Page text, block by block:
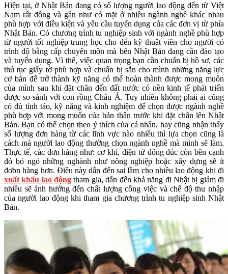
Hiện tại, ở Nhật Bản đang có số lượng người lao động đến từ Việt
Nam rất đông và gần như có mặt ở nhiều ngành nghề khác nhau
phù hợp với điều kiện và yêu cầu tuyển dụng của các đơn vị từ phía
Nhật Bản. Có chương trình tu nghiệp sinh với ngành nghề phù hợp
từ người tốt nghiệp trung học cho đến kỹ thuật viên cho người có
trình độ bằng cấp chuyên môn mà bên Nhật Bản đang cần đào tạo
và tuyển dụng. Vì thế, việc quan trọng bạn cần chuẩn bị hồ sơ, các
thủ tục giấy tờ phù hợp và chuẩn bị sẵn cho mình những năng lực
cơ bản để trở thành kỹ năng có thể hoàn thành được mong muốn
của mình sau khi đặt chân đến đất nước có nền kinh tế phát triển
được so sánh với con rồng Châu Á. Tuy nhiên không phải ai cũng
có đủ tỉnh táo, kỹ năng và kinh nghiệm để chọn được ngành nghề
phù hợp với mong muốn của bản thân trước khi đặt chân lên Nhật
Bản. Bạn có thể chọn theo ý thích của cá nhân, hay cũng nhận thấy
số lượng đơn hàng từ các lĩnh vực nào nhiều thì lựa chọn cũng là
cách mà người lao động thường chọn ngành nghề mà mình sẽ làm.
Thực tế, các đơn hàng như: cơ khí, điện tử đông đúc còn bên cạnh
đó bỏ ngỏ những nghành như nông nghiệp hoặc xây dựng sẽ ít
đơbn hàng hơn. Điều này dẫn đến sai lầm cho nhiều lao động khi đi
xuất khẩu lao động tham gia, dẫn đến khả năng đi Nhật bị giảm đi
nhiều sẽ ảnh hưởng đến chất lượng công việc và chế độ thu nhập
của người lao động khi tham gia chương trình tu nghiệp sinh Nhật
Bản.